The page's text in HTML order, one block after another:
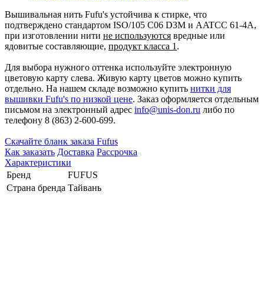
Вышивальная нить Fufu's устойчива к стирке, что
подтверждено стандартом ISO/105 C06 D3M и AATCC 61-4A,
при изготовлении нити не используются вредные или
ядовитые составляющие, продукт класса 1 .
Для выбора нужного оттенка используйте электронную
цветовую карту слева. Живую карту цветов можно купить
отдельно. На нашем складе возможно купить нитки для
вышивки Fufu's по низкой цене. Заказ оформляется отдельным
письмом на электронный адрес info@unis-don.ru либо по
телефону 8 (863) 2-600-699.
Cкачайте бланк заказа Fufus
Как заказать Доставка Рассрочка
Характеристики
Бренд
FUFUS
Страна бренда Тайвань